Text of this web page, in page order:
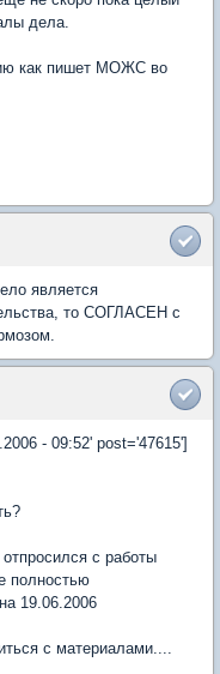
дела.
как пишет МОЖС во
является
то СОГЛАСЕН с
- 09:52' post='47615']
с работы
полностью
19.06.2006
с материалами....